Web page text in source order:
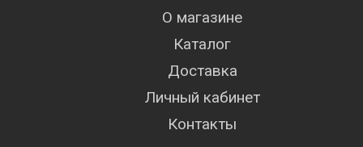
О магазине
Каталог
Доставка
Личный кабинет
Контакты